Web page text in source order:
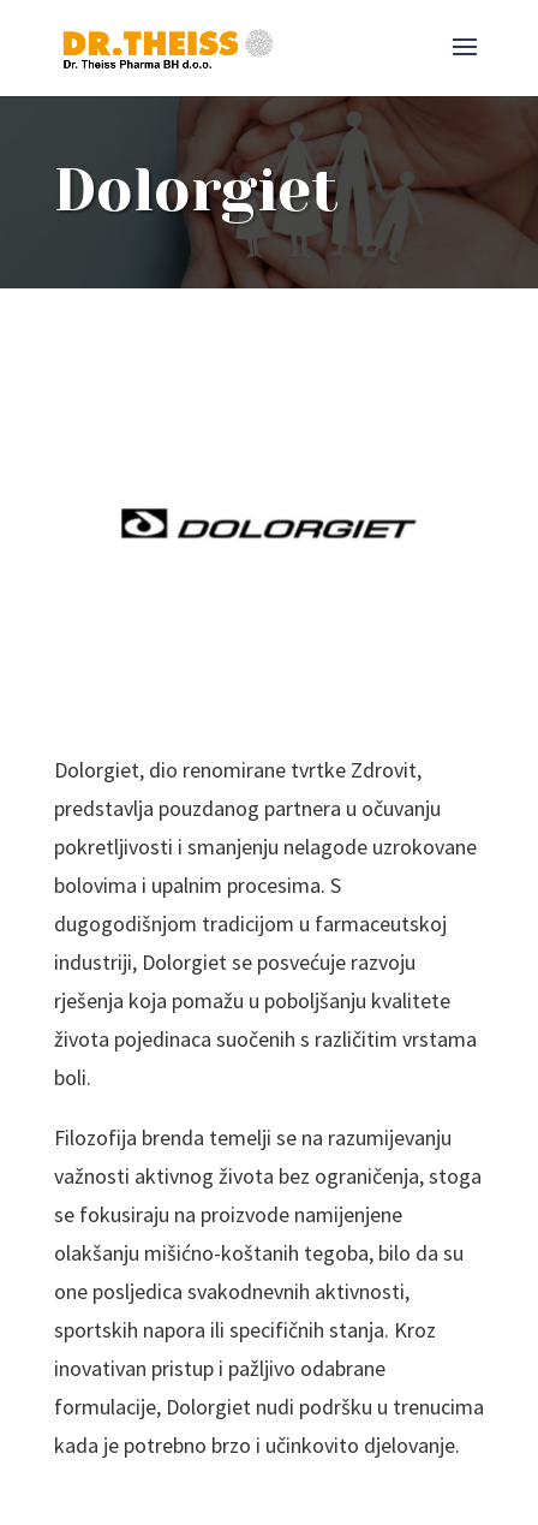
Dolorgiet
Dolorgiet, dio renomirane tvrtke Zdrovit,
predstavlja pouzdanog partnera u očuvanju
pokretljivosti i smanjenju nelagode uzrokovane
bolovima i upalnim procesima. S
dugogodišnjom tradicijom u farmaceutskoj
industriji, Dolorgiet se posvećuje razvoju
rješenja koja pomažu u poboljšanju kvalitete
života pojedinaca suočenih s različitim vrstama
boli.
Filozofija brenda temelji se na razumijevanju
važnosti aktivnog života bez ograničenja, stoga
se fokusiraju na proizvode namijenjene
olakšanju mišićno-koštanih tegoba, bilo da su
one posljedica svakodnevnih aktivnosti,
sportskih napora ili specifičnih stanja. Kroz
inovativan pristup i pažljivo odabrane
formulacije, Dolorgiet nudi podršku u trenucima
kada je potrebno brzo i učinkovito djelovanje.